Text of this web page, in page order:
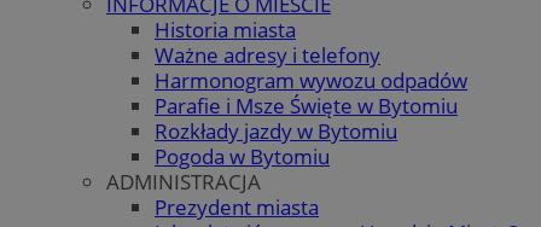
Historia miasta
Ważne adresy i telefony
Harmonogram wywozu odpadów
Parafie i Msze Święte w Bytomiu
Rozkłady jazdy w Bytomiu
Pogoda w Bytomiu
ADMINISTRACJA
Prezydent miasta